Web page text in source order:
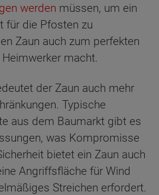
werden müssen, um ein
für die Pfosten zu
Zaun auch zum perfekten
macht.
der Zaun auch mehr
Typische
aus dem Baumarkt gibt es
was Kompromisse
bietet ein Zaun auch
Angriffsfläche für Wind
Streichen erfordert.